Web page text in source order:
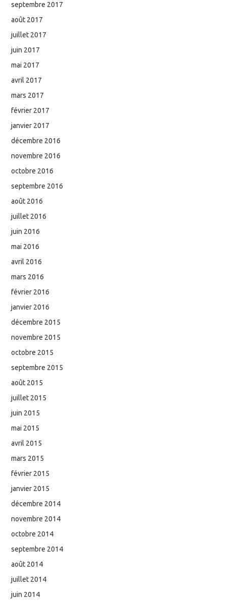
septembre 2017
août 2017
juillet 2017
juin 2017
mai 2017
avril 2017
mars 2017
février 2017
janvier 2017
décembre 2016
novembre 2016
octobre 2016
septembre 2016
août 2016
juillet 2016
juin 2016
mai 2016
avril 2016
mars 2016
février 2016
janvier 2016
décembre 2015
novembre 2015
octobre 2015
septembre 2015
août 2015
juillet 2015
juin 2015
mai 2015
avril 2015
mars 2015
février 2015
janvier 2015
décembre 2014
novembre 2014
octobre 2014
septembre 2014
août 2014
juillet 2014
juin 2014